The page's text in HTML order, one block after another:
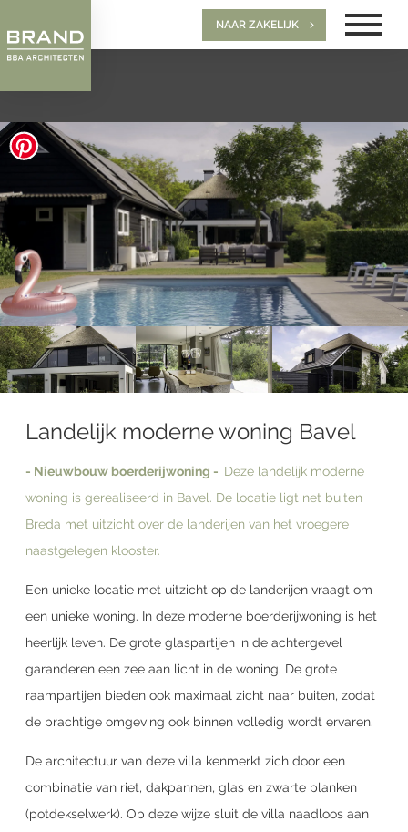
NAAR ZAKELIJK
Landelijk moderne woning Bavel
- Nieuwbouw boerderijwoning - Deze landelijk moderne
woning is gerealiseerd in Bavel. De locatie ligt net buiten
Breda met uitzicht over de landerijen van het vroegere
naastgelegen klooster.
Een unieke locatie met uitzicht op de landerijen vraagt om
een unieke woning. In deze moderne boerderijwoning is het
heerlijk leven. De grote glaspartijen in de achtergevel
garanderen een zee aan licht in de woning. De grote
raampartijen bieden ook maximaal zicht naar buiten, zodat
de prachtige omgeving ook binnen volledig wordt ervaren.
De architectuur van deze villa kenmerkt zich door een
combinatie van riet, dakpannen, glas en zwarte planken
(potdekselwerk). Op deze wijze sluit de villa naadloos aan